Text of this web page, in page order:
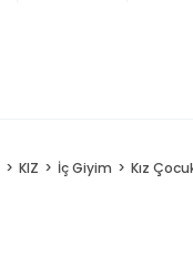
KIZ İç Giyim Kız